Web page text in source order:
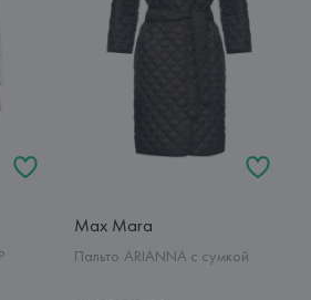
Max Mara
Пальто ARIANNA с сумкой